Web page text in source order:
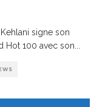
signe son
Hot 100 avec son